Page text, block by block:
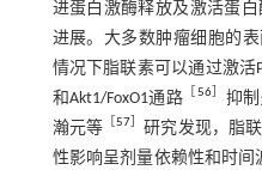
进蛋白激酶释放及激活蛋白
进展。大多数肿瘤细胞的
情况下脂联素可以通过激活
和Akt1/FoxO1通路 ［56］ 抑
瀚元等［57］研究发现，脂
性影响呈剂量依赖性和时间